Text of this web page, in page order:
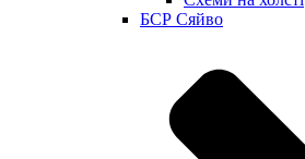
БСР Сяйво